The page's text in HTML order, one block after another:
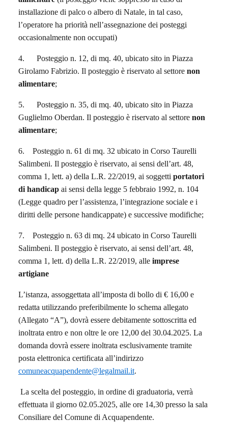
installazione di palco o albero di Natale, in tal caso,
l’operatore ha priorità nell’assegnazione dei posteggi
occasionalmente non occupati)
4. Posteggio n. 12, di mq. 40, ubicato sito in Piazza
Girolamo Fabrizio. Il posteggio è riservato al settore non
alimentare;
5. Posteggio n. 35, di mq. 40, ubicato sito in Piazza
Guglielmo Oberdan. Il posteggio è riservato al settore non
alimentare;
6. Posteggio n. 61 di mq. 32 ubicato in Corso Taurelli
Salimbeni. Il posteggio è riservato, ai sensi dell’art. 48,
comma 1, lett. a) della L.R. 22/2019, ai soggetti portatori
di handicap ai sensi della legge 5 febbraio 1992, n. 104
(Legge quadro per l’assistenza, l’integrazione sociale e i
diritti delle persone handicappate) e successive modifiche;
7. Posteggio n. 63 di mq. 24 ubicato in Corso Taurelli
Salimbeni. Il posteggio è riservato, ai sensi dell’art. 48,
comma 1, lett. d) della L.R. 22/2019, alle imprese
artigiane
L’istanza, assoggettata all’imposta di bollo di € 16,00 e
redatta utilizzando preferibilmente lo schema allegato
(Allegato “A”), dovrà essere debitamente sottoscritta ed
inoltrata entro e non oltre le ore 12,00 del 30.04.2025. La
domanda dovrà essere inoltrata esclusivamente tramite
posta elettronica certificata all’indirizzo
comuneacquapendente@legalmail.it.
La scelta del posteggio, in ordine di graduatoria, verrà
effettuata il giorno 02.05.2025, alle ore 14,30 presso la sala
Consiliare del Comune di Acquapendente.